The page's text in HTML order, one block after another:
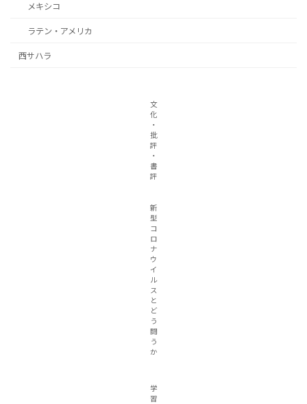
メキシコ
ラテン・アメリカ
西サハラ
文
化
・
批
評
・
書
評
新
型
コ
ロ
ナ
ウ
イ
ル
ス
と
ど
う
闘
う
か
学
習